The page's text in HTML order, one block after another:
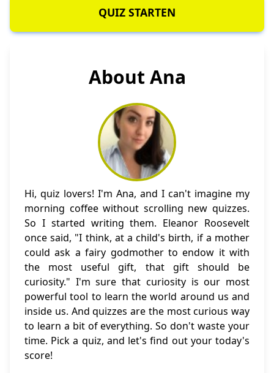
QUIZ STARTEN
About Ana
Hi, quiz lovers! I'm Ana, and I can't imagine my
morning coffee without scrolling new quizzes.
So I started writing them. Eleanor Roosevelt
once said, "I think, at a child's birth, if a mother
could ask a fairy godmother to endow it with
the most useful gift, that gift should be
curiosity." I'm sure that curiosity is our most
powerful tool to learn the world around us and
inside us. And quizzes are the most curious way
to learn a bit of everything. So don't waste your
time. Pick a quiz, and let's find out your today's
score!